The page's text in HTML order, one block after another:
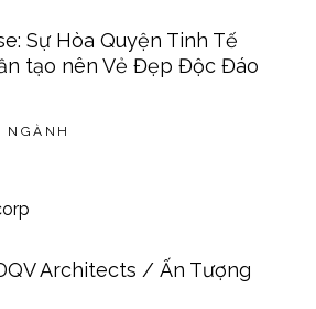
Sự Hòa Quyện Tinh Tế
tạo nên Vẻ Đẹp Độc Đáo
NGÀNH
Architects / Ấn Tượng